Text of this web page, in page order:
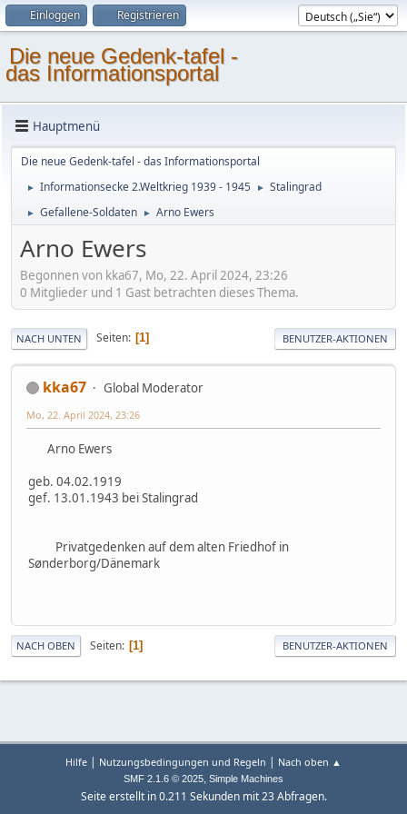
Einloggen Registrieren
Die neue Gedenk-tafel -
das Informationsportal
Hauptmenü
Die neue Gedenk-tafel - das Informationsportal
► Informationsecke 2.Weltkrieg 1939 - 1945 ► Stalingrad
► Gefallene-Soldaten ► Arno Ewers
Arno Ewers
Begonnen von kka67, Mo, 22. April 2024, 23:26
0 Mitglieder und 1 Gast betrachten dieses Thema.
NACH UNTEN Seiten 1 BENUTZER-AKTIONEN
kka67 Global Moderator
Mo, 22. April 2024, 23:26
Arno Ewers
geb. 04.02.1919
gef. 13.01.1943 bei Stalingrad
Privatgedenken auf dem alten Friedhof in
Sønderborg/Dänemark
NACH OBEN Seiten 1 BENUTZER-AKTIONEN
Hilfe | Nutzungsbedingungen und Regeln | Nach oben ▲
SMF 2.1.6 © 2025, Simple Machines
Seite erstellt in 0.211 Sekunden mit 23 Abfragen.